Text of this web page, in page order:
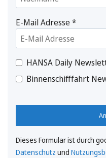
E-Mail Adresse*
HANSA Daily
Binnenschifffahrt
Dieses Formular ist durch
Datenschutz und